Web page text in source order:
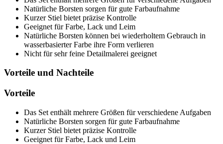
Natürliche Borsten sorgen für gute Farbaufnahme
Kurzer Stiel bietet präzise Kontrolle
Geeignet für Farbe, Lack und Leim
Natürliche Borsten können bei wiederholtem Gebrauch in
wasserbasierter Farbe ihre Form verlieren
Nicht für sehr feine Detailmalerei geeignet
Vorteile und Nachteile
Vorteile
Das Set enthält mehrere Größen für verschiedene Aufgaben
Natürliche Borsten sorgen für gute Farbaufnahme
Kurzer Stiel bietet präzise Kontrolle
Geeignet für Farbe, Lack und Leim